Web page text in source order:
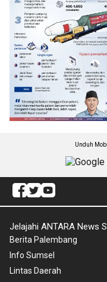
Unduh
Jelajahi ANTARA News
Berita Palembang
Info Sumsel
Lintas Daerah